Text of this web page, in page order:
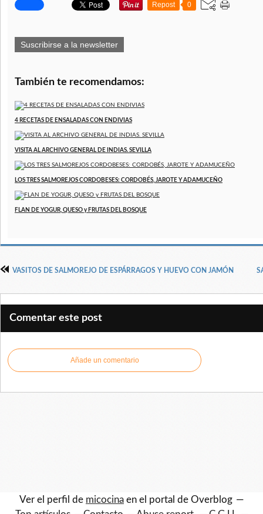
Repost 0
Suscribirse a la newsletter
También te recomendamos:
4 RECETAS DE ENSALADAS CON ENDIVIAS
VISITA AL ARCHIVO GENERAL DE INDIAS. SEVILLA
LOS TRES SALMOREJOS CORDOBESES: CORDOBÉS, JAROTE Y ADAMUCEÑO
FLAN DE YOGUR, QUESO y FRUTAS DEL BOSQUE
VASITOS DE SALMOREJO DE ESPÁRRAGOS Y HUEVO CON JAMÓN
Comentar este post
Añade un comentario
Ver el perfil de micocina en el portal de Overblog